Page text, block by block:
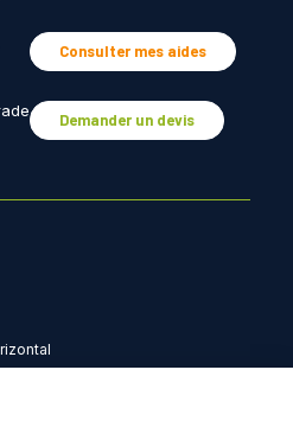
Consulter mes aides
Demander un devis